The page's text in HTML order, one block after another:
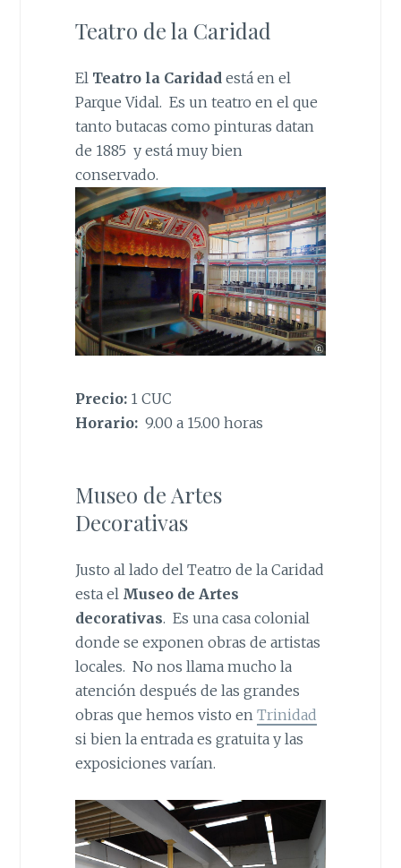
Teatro de la Caridad
El Teatro la Caridadestá en el
Parque Vidal. Es un teatro en el que
tanto butacas como pinturas datan
de 1885 y está muy bien
conservado.
Precio:1 CUC
Horario: 9.00 a 15.00 horas
Museo de Artes
Decorativas
Justo al lado del Teatro de la Caridad
esta el Museo de Artes
decorativas. Es una casa colonial
donde se exponen obras de artistas
locales. No nos llama mucho la
atención después de las grandes
obras que hemos visto en Trinidad
si bien la entrada es gratuita y las
exposiciones varían.